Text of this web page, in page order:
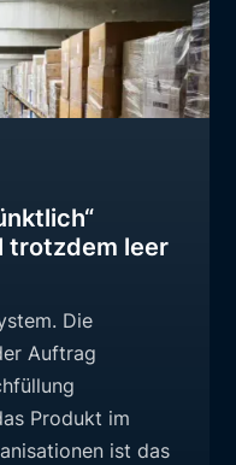
trotzdem leer
Die
Auftrag
Produkt im
ist das